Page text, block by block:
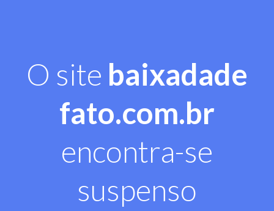
O site baixadade
fato.com.br
encontra-se
suspenso